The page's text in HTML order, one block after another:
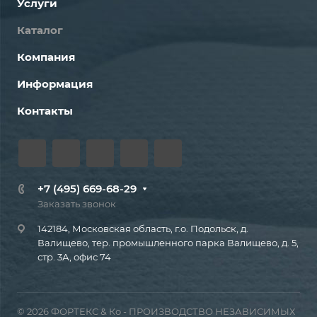
Услуги
Каталог
Компания
Информация
Контакты
+7 (495) 669-68-29
Заказать звонок
142184, Московская область, г.о. Подольск, д.
Валищево, тер. промышленного парка Валищево, д. 5,
стр. 3А, офис 74
© 2026 ФОРТЕКС & Ко - ПРОИЗВОДСТВО НЕЗАВИСИМЫХ